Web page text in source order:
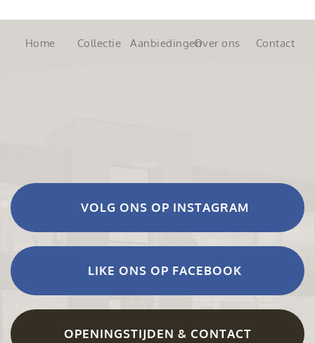
Home Collectie AanbiedingenOver ons Contact
VOLG ONS OP INSTAGRAM
LIKE ONS OP FACEBOOK
OPENINGSTIJDEN & CONTACT